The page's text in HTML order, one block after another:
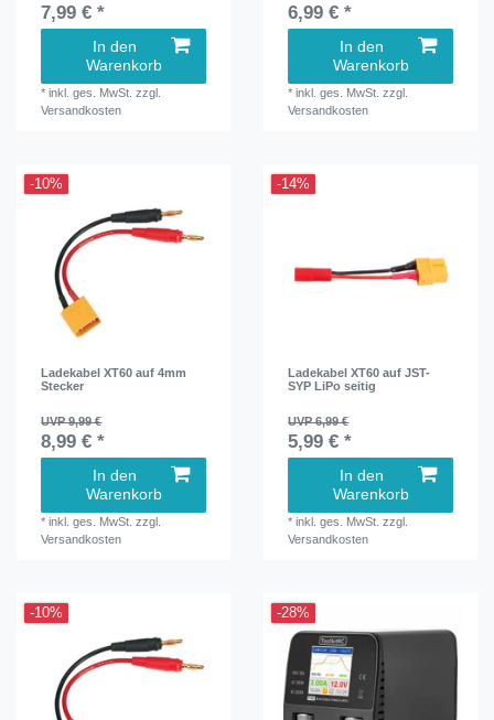
7,99 € *
In den
Warenkorb
*inkl. ges. MwSt. zzgl.
Versandkosten
6,99 € *
In den
Warenkorb
*inkl. ges. MwSt. zzgl.
Versandkosten
-10%
Ladekabel XT60 auf 4mm
Stecker
UVP 9,99 €
8,99 € *
In den
Warenkorb
*inkl. ges. MwSt. zzgl.
Versandkosten
-14%
Ladekabel XT60 auf JST-
SYP LiPo seitig
UVP 6,99 €
5,99 € *
In den
Warenkorb
*inkl. ges. MwSt. zzgl.
Versandkosten
-10% -28%